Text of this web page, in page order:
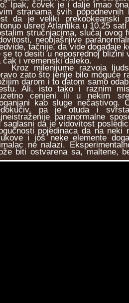
Ipak, čovek je i dalje imao
stranama svih
da je veliki prekookeanski
usred Atlantika u 10.25
stručnjacima, slučaj ovog
neobjašnjive
tačnije, da vide događaje
se to desiti u neposrednoj blizini
čak i vremenski daleko.
milenijume razvoja
zato što jenije bilo moguće
darom i to datom samo
Ali, isto tako i raznim
cenjeni ili u nekim
kao sluge nečastivog.
pa je otuda i
paranormalne
saglasni da je vidovitost
pojedinaca da na neki
i još neke elemente
ne nalazi.
biti ostvarena sa, maltene,